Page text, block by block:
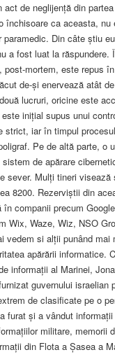
act de neglijență din partea
închisoare ca aceasta, nu
paramedic. Din câte știu
a fost luat la răspundere.
post-mortem, este repus
de-și enervează atât
lucruri, oricine este
inițial supus unui
strict, iar în timpul
Pe de altă parte, o
de apărare
sever. Mulți tineri visează
8200. Rezerviștii din
în companii precum
Wix, Waze, Wiz, NSO
vedem si alții punând mai
apărării informatice.
informații al Marinei,
guvernului israelian
de clasificate pe o
furat și a vândut
militare, memorii
din Flota a Șasea a